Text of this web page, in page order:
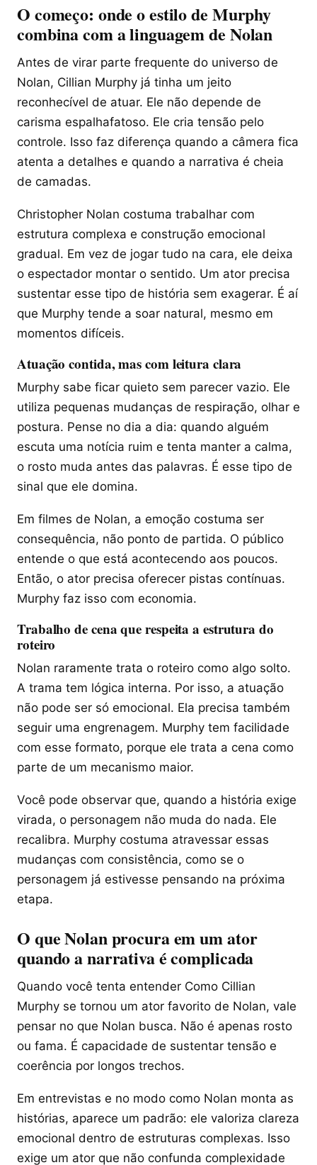
O começo: onde o estilo de Murphy
combina com a linguagem de Nolan
Antes de virar parte frequente do universo de
Nolan, Cillian Murphy já tinha um jeito
reconhecível de atuar. Ele não depende de
carisma espalhafatoso. Ele cria tensão pelo
controle. Isso faz diferença quando a câmera fica
atenta a detalhes e quando a narrativa é cheia
de camadas.
Christopher Nolan costuma trabalhar com
estrutura complexa e construção emocional
gradual. Em vez de jogar tudo na cara, ele deixa
o espectador montar o sentido. Um ator precisa
sustentar esse tipo de história sem exagerar. É aí
que Murphy tende a soar natural, mesmo em
momentos difíceis.
Atuação contida, mas com leitura clara
Murphy sabe ficar quieto sem parecer vazio. Ele
utiliza pequenas mudanças de respiração, olhar e
postura. Pense no dia a dia: quando alguém
escuta uma notícia ruim e tenta manter a calma,
o rosto muda antes das palavras. É esse tipo de
sinal que ele domina.
Em filmes de Nolan, a emoção costuma ser
consequência, não ponto de partida. O público
entende o que está acontecendo aos poucos.
Então, o ator precisa oferecer pistas contínuas.
Murphy faz isso com economia.
Trabalho de cena que respeita a estrutura do
roteiro
Nolan raramente trata o roteiro como algo solto.
A trama tem lógica interna. Por isso, a atuação
não pode ser só emocional. Ela precisa também
seguir uma engrenagem. Murphy tem facilidade
com esse formato, porque ele trata a cena como
parte de um mecanismo maior.
Você pode observar que, quando a história exige
virada, o personagem não muda do nada. Ele
recalibra. Murphy costuma atravessar essas
mudanças com consistência, como se o
personagem já estivesse pensando na próxima
etapa.
O que Nolan procura em um ator
quando a narrativa é complicada
Quando você tenta entender Como Cillian
Murphy se tornou um ator favorito de Nolan, vale
pensar no que Nolan busca. Não é apenas rosto
ou fama. É capacidade de sustentar tensão e
coerência por longos trechos.
Em entrevistas e no modo como Nolan monta as
histórias, aparece um padrão: ele valoriza clareza
emocional dentro de estruturas complexas. Isso
exige um ator que não confunda complexidade